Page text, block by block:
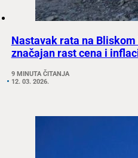
Nastavak rata na
značajan rast cena i
9 MINUTA ČITANJA
12. 03. 2026.